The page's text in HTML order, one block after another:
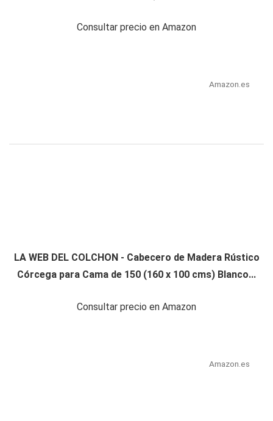
Consultar precio en Amazon
Amazon.es
LA WEB DEL COLCHON - Cabecero de Madera Rústico
Córcega para Cama de 150 (160 x 100 cms) Blanco...
Consultar precio en Amazon
Amazon.es